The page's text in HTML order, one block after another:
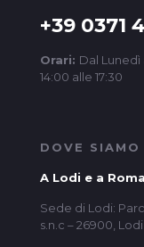
+39 0371
Orari: Dal Lunedì
14:00 alle 17:30
DOVE SIAMO
A Lodi e a Roma
Sede di Lodi:
s.n.c – 26900, Lodi